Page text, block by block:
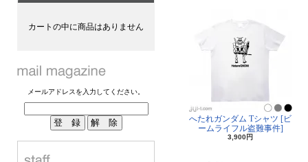
カートの中に商品はありません
メールアドレスを入力してください。
へたれガンダム Tシャツ [ビ
ームライフル盗難事件]
3,900円